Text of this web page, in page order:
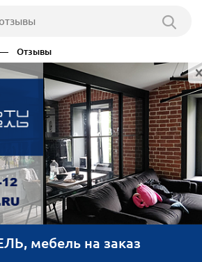
— Отзывы
мебель на заказ